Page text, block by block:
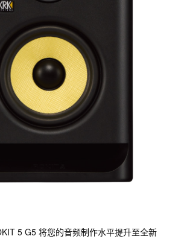
5 G5 将您的音频制作水平提升至全新